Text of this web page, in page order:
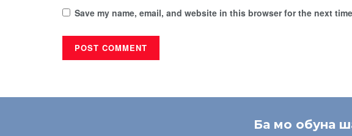
Save my name, email, and website in this browser for the next
Ба мо обуна